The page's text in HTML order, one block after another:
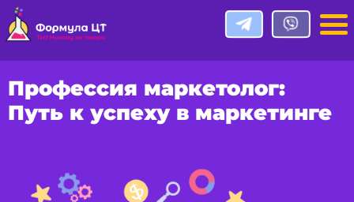
Профессия маркетолог:
Путь к успеху в маркетинге